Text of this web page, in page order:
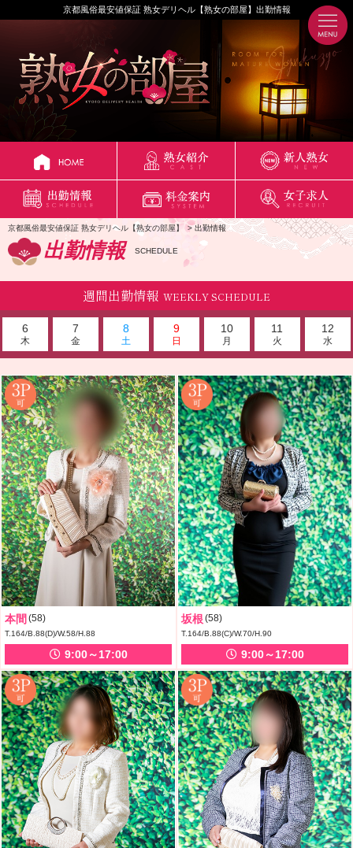
京都風俗最安値保証 熟女デリヘル【熟女の部屋】出勤情報
京都風俗最安値保証 熟女デリヘル【熟女の部屋】 出勤情報
出勤情報 SCHEDULE
週間出勤情報 WEEKLY SCHEDULE
6
木
7
金
8
土
9
日
10
月
11
火
12
水
本間 (58)
T.164/B.88(D)/W.58/H.88
9:00～17:00
坂根(58)
T.164/B.88(C)/W.70/H.90
9:00～17:00